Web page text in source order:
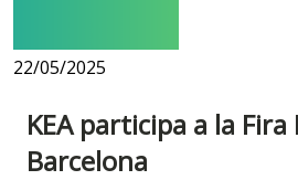
22/05/2025
KEA participa a la
Barcelona